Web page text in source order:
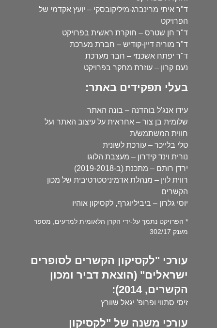
ד"ר איתי מרינברג-מיליקובסקי – יועץ אקדמי של
הפרויקט
ד"ר חן שטרס – חוקרת ראשית בפרויקט
ד"ר מוריה דיין-קודיש – חברת מערכת
ד"ר יפתח אשכנזי – חבר מערכת
נעם קרון – עוזרת מחקר בפרויקט
בעלי תפקידים באתר:
עידו אנג'ל בוהדנה – בונה האתר
שלומית בן צור – אחראית על עיצוב האתר ועל
חווית המשתמש/ת
טלי בלייכר – עורכת לשונית
נורית וינד קידרון – מעצבת הלוגו
ירדן רותם – מתכנת (ב-2019-2018)
רווית לוין – מנהלת אדמיניסטרטיבית של מכון
הקשרים
יוסי גלרון – ביביליוגרף, לקסיקון אוהיו
* הפרויקט נתמך על-ידי הקרן הלאומית למדעים, מספר
מענק 302/17
עורכי "לקסיקון הקשרים לסופרים
ישראלים" (הוצאת דביר ומכון
הקשרים, 2014):
זיסי סתווי ופרופ' יגאל שוורץ
עורכי משנה של "לקסיקון